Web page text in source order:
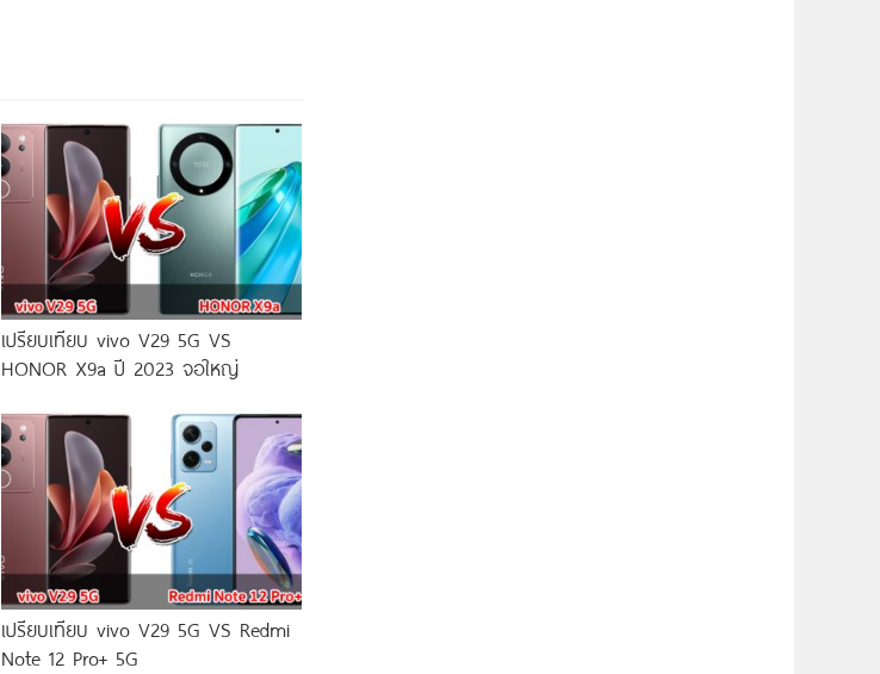
เปรียบเทียบ vivo V29 5G VS
HONOR X9a ปี 2023 จอใหญ่
เปรียบเทียบ vivo V29 5G VS Redmi
Note 12 Pro+ 5G